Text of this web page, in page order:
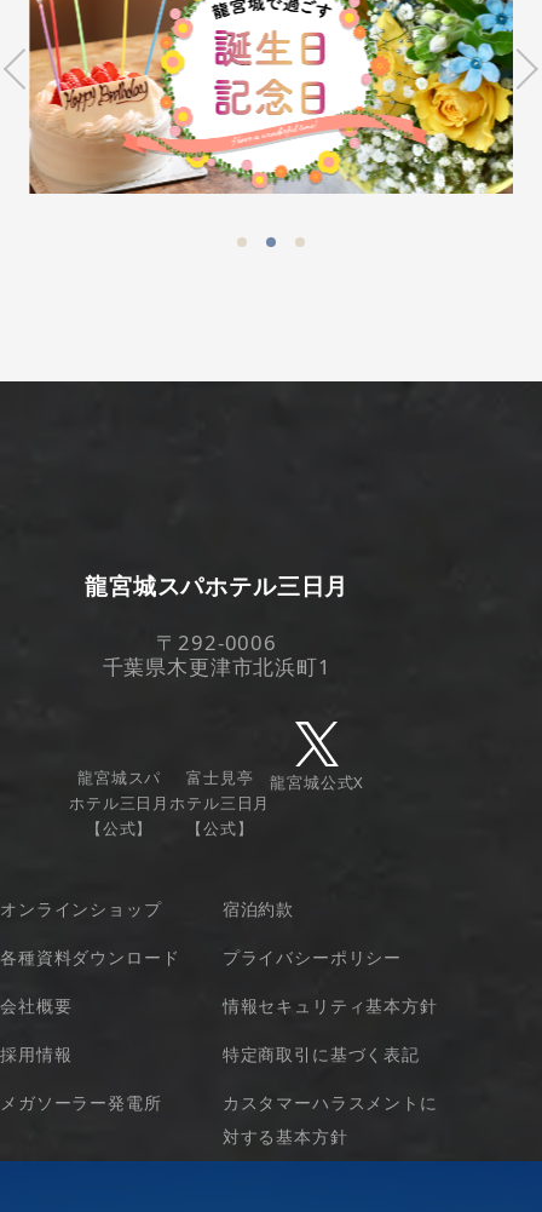
龍宮城スパホテル三日月
〒292-0006
千葉県木更津市北浜町1
龍宮城スパ
ホテル三日月
【公式】
富士見亭
ホテル三日月
【公式】
龍宮城公式X
オンラインショップ 宿泊約款
各種資料ダウンロード プライバシーポリシー
会社概要 情報セキュリティ基本方針
採用情報 特定商取引に基づく表記
メガソーラー発電所
カスタマーハラスメントに
対する基本方針